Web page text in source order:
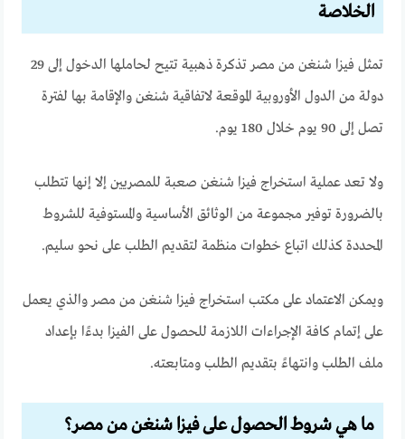
الخلاصة
تمثل فيزا شنغن من مصر تذكرة ذهبية تتيح لحاملها الدخول إلى 29
دولة من الدول الأوروبية الموقعة لاتفاقية شنغن والإقامة بها لفترة
تصل إلى 90 يوم خلال 180 يوم.
ولا تعد عملية استخراج فيزا شنغن صعبة للمصريين إلا إنها تتطلب
بالضرورة توفير مجموعة من الوثائق الأساسية والمستوفية للشروط
المحددة كذلك اتباع خطوات منظمة لتقديم الطلب على نحو سليم.
ويمكن الاعتماد على مكتب استخراج فيزا شنغن من مصر والذي يعمل
على إتمام كافة الإجراءات اللازمة للحصول على الفيزا بدءًا بإعداد
ملف الطلب وانتهاءً بتقديم الطلب ومتابعته.
ما هي شروط الحصول على فيزا شنغن من مصر؟